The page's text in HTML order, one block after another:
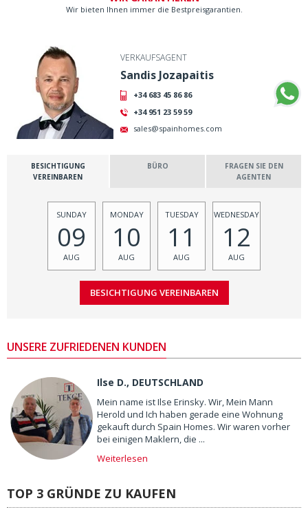
Wir bieten Ihnen immer die Bestpreisgarantien.
VERKAUFSAGENT
Sandis Jozapaitis
+34 683 45 86 86
+34 951 23 59 59
sales@spainhomes.com
BESICHTIGUNG
VEREINBAREN
BÜRO
FRAGEN SIE DEN
AGENTEN
SUNDAY
09
AUG
MONDAY
10
AUG
TUESDAY
11
AUG
WEDNESDAY
12
AUG
UNSERE ZUFRIEDENEN KUNDEN
Ilse D., DEUTSCHLAND
Mein name ist Ilse Erinsky. Wir, Mein Mann
Herold und Ich haben gerade eine Wohnung
gekauft durch Spain Homes. Wir waren vorher
bei einigen Maklern, die ...
Weiterlesen
TOP 3 GRÜNDE ZU KAUFEN